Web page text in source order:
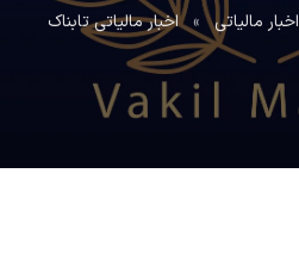
اخبار مالیاتی » اخبار مالیاتی تابناک